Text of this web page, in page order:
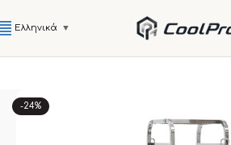
Ελληνικά ▼
-24%